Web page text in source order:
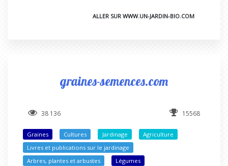
ALLER SUR WWW.UN-JARDIN-BIO.COM
graines-semences.com
38 136 15568
Graines Cultures Jardinage
Agriculture
Livres et publications sur le jardinage
Arbres, plantes et arbustes
Légumes